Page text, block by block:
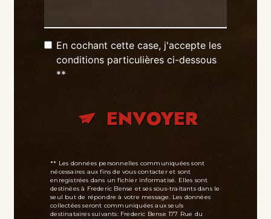
En cochant cette case, j'accepte les
conditions particulières ci-dessous
**
ENVOYER
** Les données personnelles communiquées sont
nécessaires aux fins de vous contacter et sont
enregistrées dans un fichier informatisé. Elles sont
destinées à Frederic Bense et ses sous-traitants dans le
seul but de répondre à votre message. Les données
collectées seront communiquées aux seuls
destinataires suivants: Frederic Bense 177 Rue du